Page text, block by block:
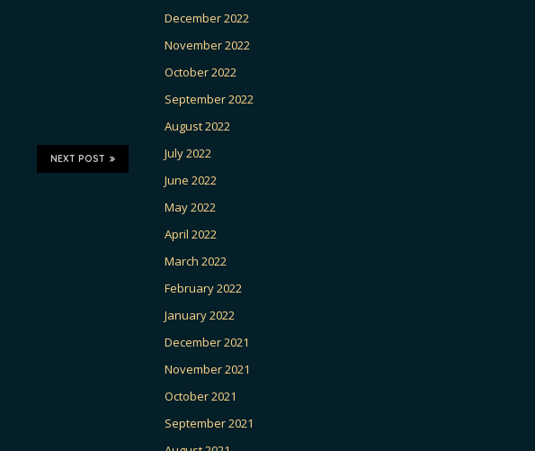
NEXT POST
December 2022
November 2022
October 2022
September 2022
August 2022
July 2022
June 2022
May 2022
April 2022
March 2022
February 2022
January 2022
December 2021
November 2021
October 2021
September 2021